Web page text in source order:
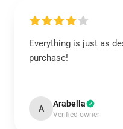
Everything is just as
purchase!
A Arabella
Verified owner